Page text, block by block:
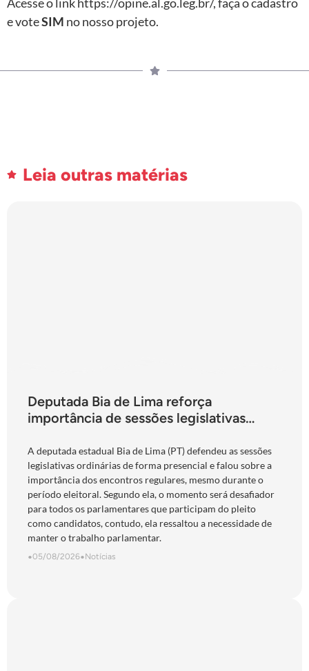
e voteSIM no nosso projeto.
Leia outras matérias
Deputada Bia de Lima reforça
importância de sessões legislativas
“obrigação com o povo de Goiás”
A deputada estadual Bia de Lima (PT) defendeu as sessões
legislativas ordinárias de forma presencial e falou sobre a
importância dos encontros regulares, mesmo durante o
período eleitoral. Segundo ela, o momento será desafiador
para todos os parlamentares que participam do pleito
como candidatos, contudo, ela ressaltou a necessidade de
manter o trabalho parlamentar.
•05/08/2026•Notícias